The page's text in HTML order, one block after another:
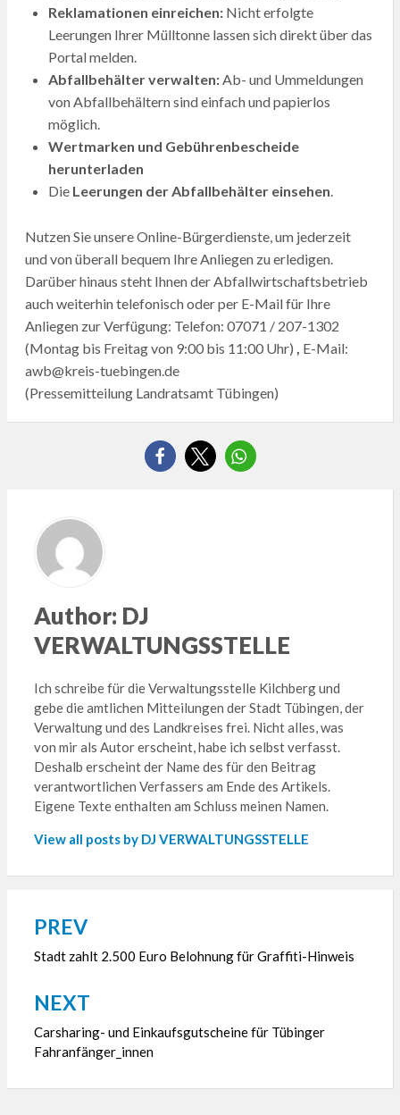
Reklamationen einreichen:Nicht erfolgte
Leerungen Ihrer Mülltonne lassen sich direkt über das
Portal melden.
Abfallbehälter verwalten:Ab- und Ummeldungen
von Abfallbehältern sind einfach und papierlos
möglich.
Wertmarken und Gebührenbescheide
herunterladen
Die Leerungen der Abfallbehälter einsehen.
Nutzen Sie unsere Online-Bürgerdienste, um jederzeit
und von überall bequem Ihre Anliegen zu erledigen.
Darüber hinaus steht Ihnen der Abfallwirtschaftsbetrieb
auch weiterhin telefonisch oder per E-Mail für Ihre
Anliegen zur Verfügung: Telefon: 07071 / 207-1302
(Montag bis Freitag von 9:00 bis 11:00 Uhr) , E-Mail:
awb@kreis-tuebingen.de
(Pressemitteilung Landratsamt Tübingen)
Author: DJ
VERWALTUNGSSTELLE
Ich schreibe für die Verwaltungsstelle Kilchberg und
gebe die amtlichen Mitteilungen der Stadt Tübingen, der
Verwaltung und des Landkreises frei. Nicht alles, was
von mir als Autor erscheint, habe ich selbst verfasst.
Deshalb erscheint der Name des für den Beitrag
verantwortlichen Verfassers am Ende des Artikels.
Eigene Texte enthalten am Schluss meinen Namen.
View all posts by DJ VERWALTUNGSSTELLE
Beitragsnavigation
PREV
Stadt zahlt 2.500 Euro Belohnung für Graffiti-Hinweis
NEXT
Carsharing- und Einkaufsgutscheine für Tübinger
Fahranfänger_innen